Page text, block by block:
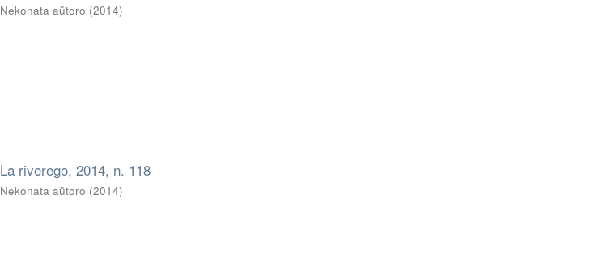
Nekonata aŭtoro (2014)
La riverego, 2014, n. 118
Nekonata aŭtoro (2014)